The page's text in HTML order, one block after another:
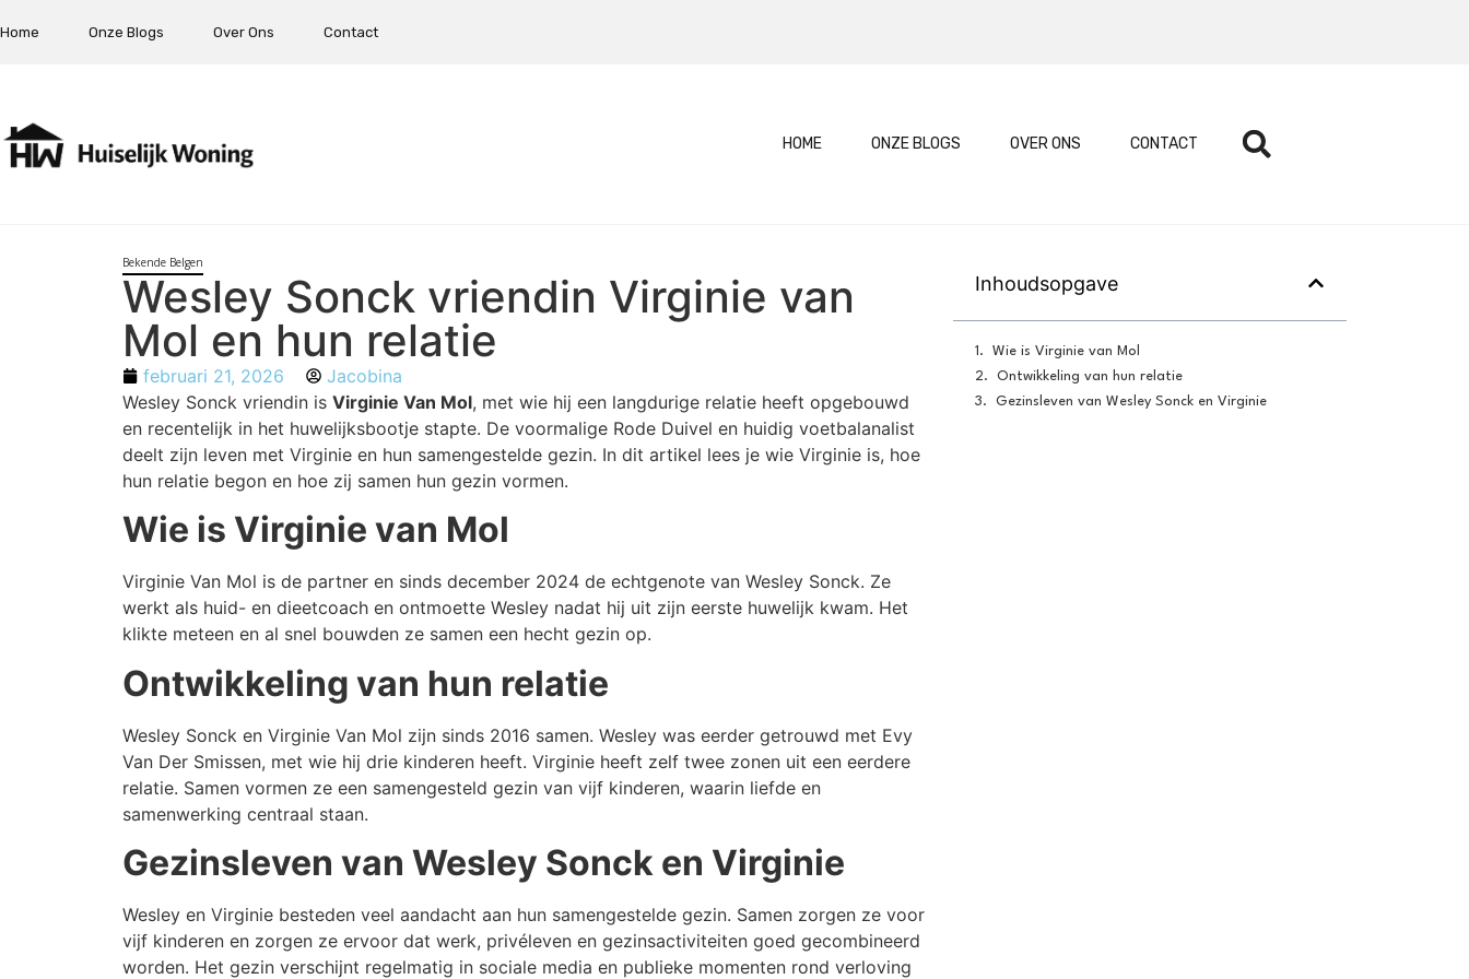
Home Onze Blogs Over Ons Contact
HOME ONZE BLOGS OVER ONS CONTACT
Bekende Belgen
Wesley Sonck vriendin Virginie van
Mol en hun relatie
februari 21, 2026
Jacobina
Wesley Sonck vriendin is Virginie Van Mol, met wie hij een langdurige relatie heeft opgebouwd
en recentelijk in het huwelijksbootje stapte. De voormalige Rode Duivel en huidig voetbalanalist
deelt zijn leven met Virginie en hun samengestelde gezin. In dit artikel lees je wie Virginie is, hoe
hun relatie begon en hoe zij samen hun gezin vormen.
Wie is Virginie van Mol
Virginie Van Mol is de partner en sinds december 2024 de echtgenote van Wesley Sonck. Ze
werkt als huid- en dieetcoach en ontmoette Wesley nadat hij uit zijn eerste huwelijk kwam. Het
klikte meteen en al snel bouwden ze samen een hecht gezin op.
Ontwikkeling van hun relatie
Wesley Sonck en Virginie Van Mol zijn sinds 2016 samen. Wesley was eerder getrouwd met Evy
Van Der Smissen, met wie hij drie kinderen heeft. Virginie heeft zelf twee zonen uit een eerdere
relatie. Samen vormen ze een samengesteld gezin van vijf kinderen, waarin liefde en
samenwerking centraal staan.
Gezinsleven van Wesley Sonck en Virginie
Wesley en Virginie besteden veel aandacht aan hun samengestelde gezin. Samen zorgen ze voor
vijf kinderen en zorgen ze ervoor dat werk, privéleven en gezinsactiviteiten goed gecombineerd
worden. Het gezin verschijnt regelmatig in sociale media en publieke momenten rond verloving
Inhoudsopgave
Wie is Virginie van Mol
Ontwikkeling van hun relatie
Gezinsleven van Wesley Sonck en Virginie